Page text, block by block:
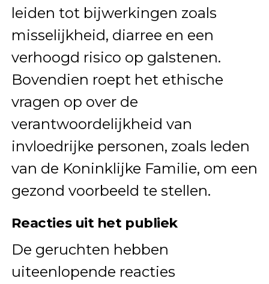
leiden tot bijwerkingen zoals
misselijkheid, diarree en een
verhoogd risico op galstenen.
Bovendien roept het ethische
vragen op over de
verantwoordelijkheid van
invloedrijke personen, zoals leden
van de Koninklijke Familie, om een
gezond voorbeeld te stellen.
Reacties uit het publiek
De geruchten hebben
uiteenlopende reacties